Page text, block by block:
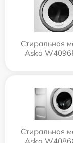
Стиральная
Asko
Стиральная
Asko